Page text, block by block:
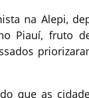
na Alepi,
Piauí, fruto
que as